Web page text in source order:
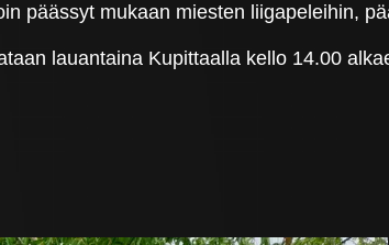
päässyt mukaan miesten liigapeleihin,
lauantaina Kupittaalla kello 14.00